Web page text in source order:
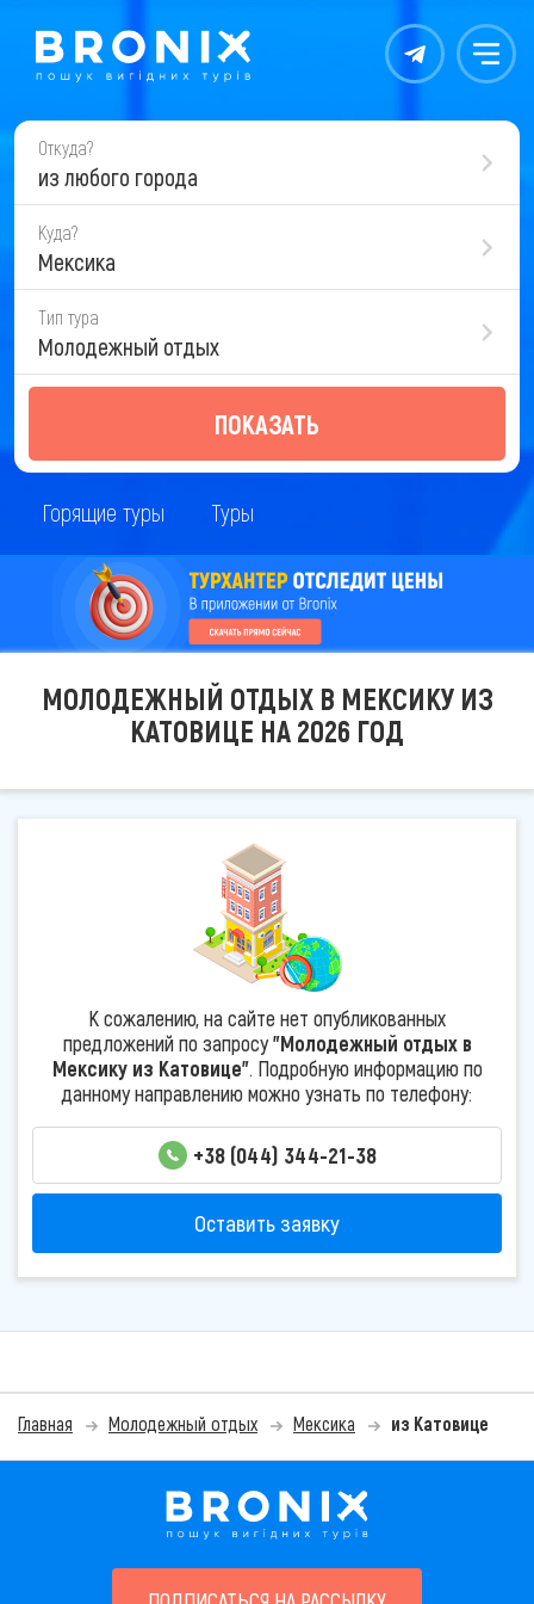
Контакты Меню
Откуда?
из любого города
Куда?
Мексика
Тип тура
Молодежный отдых
ПОКАЗАТЬ
Горящие туры Туры
МОЛОДЕЖНЫЙ ОТДЫХ В МЕКСИКУ ИЗ
КАТОВИЦЕ НА 2026 ГОД
К сожалению, на сайте нет опубликованных
предложений по запросу"Молодежный отдых в
Мексику из Катовице". Подробную информацию по
данному направлению можно узнать по телефону:
+38 (044) 344-21-38
Оставить заявку
Главная Молодежный отдых Мексика из Катовице